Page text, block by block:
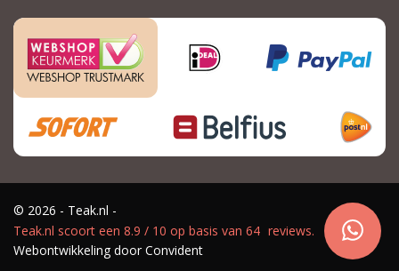
© 2026 - Teak.nl -
Teak.nl scoort een 8.9 / 10 op basis van 64 reviews.
Webontwikkeling door Convident